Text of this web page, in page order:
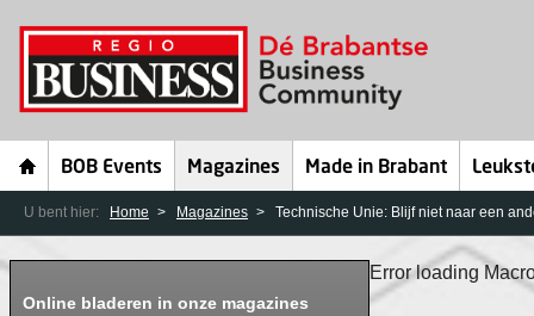
BOB Events Magazines Made in Brabant
U bent hier: Home Magazines Technische Unie: Blijf niet naar een
Error loading
Online bladeren in onze magazines